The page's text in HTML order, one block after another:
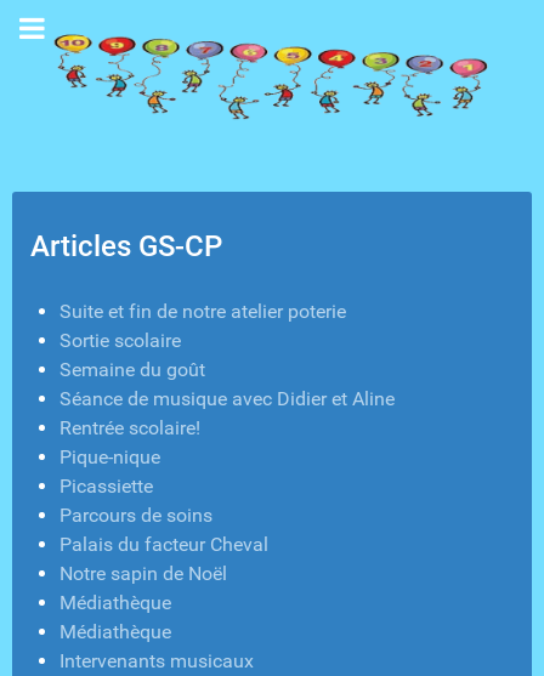
Articles GS-CP
Suite et fin de notre atelier poterie
Sortie scolaire
Semaine du goût
Séance de musique avec Didier et Aline
Rentrée scolaire!
Pique-nique
Picassiette
Parcours de soins
Palais du facteur Cheval
Notre sapin de Noël
Médiathèque
Médiathèque
Intervenants musicaux